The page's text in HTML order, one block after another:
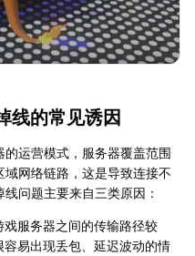
线的常见诱因
的运营模式，服务器覆盖范围
网络链路，这是导致连接不
问题主要来自三类原因：
戏服务器之间的传输路径较
易出现丢包、延迟波动的情